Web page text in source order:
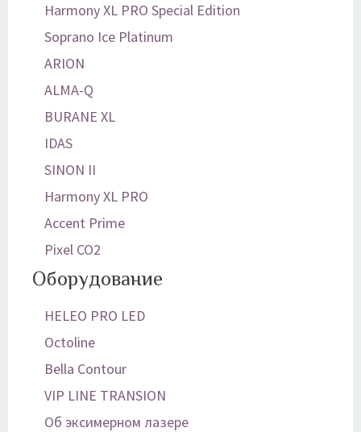
Harmony XL PRO Special Edition
Soprano Ice Platinum
ARION
ALMA-Q
BURANE XL
IDAS
SINON II
Harmony XL PRO
Accent Prime
Pixel CO2
Оборудование
HELEO PRO LED
Octoline
Bella Contour
VIP LINE TRANSION
Об эксимерном лазере